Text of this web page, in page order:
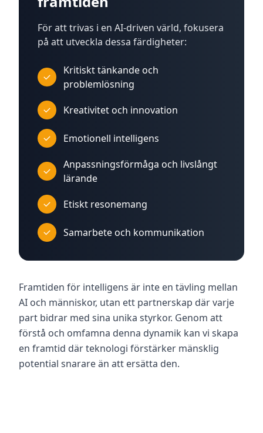
För att trivas i en AI-driven värld, fokusera
på att utveckla dessa färdigheter:
Kritiskt tänkande och
problemlösning
Kreativitet och innovation
Emotionell intelligens
Anpassningsförmåga och livslångt
lärande
Etiskt resonemang
Samarbete och kommunikation
Framtiden för intelligens är inte en tävling mellan
AI och människor, utan ett partnerskap där varje
part bidrar med sina unika styrkor. Genom att
förstå och omfamna denna dynamik kan vi skapa
en framtid där teknologi förstärker mänsklig
potential snarare än att ersätta den.